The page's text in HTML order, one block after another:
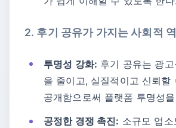
2. 후기 공유가 가지는 사회적
투명성 강화: 후기 공유는 광
을 줄이고, 실질적이고 신뢰할
공개함으로써 플랫폼 투명성
공정한 경쟁 촉진: 소규모 업